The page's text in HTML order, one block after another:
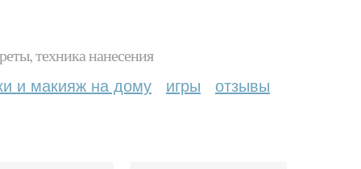
техника нанесения
и макияж на дому игры отзывы